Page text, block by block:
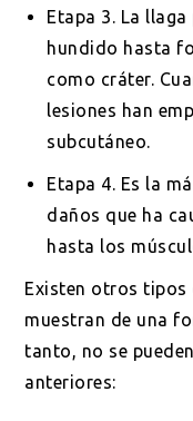
Etapa 3. La
hundido hasta
como cráter.
lesiones han
subcutáneo.
Etapa 4. Es la
daños que ha
hasta los
Existen otros tipos
muestran de una
tanto, no se
anteriores: